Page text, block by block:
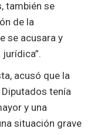
también se
de la
se acusara y
acusó que la
tenía
y una
situación grave